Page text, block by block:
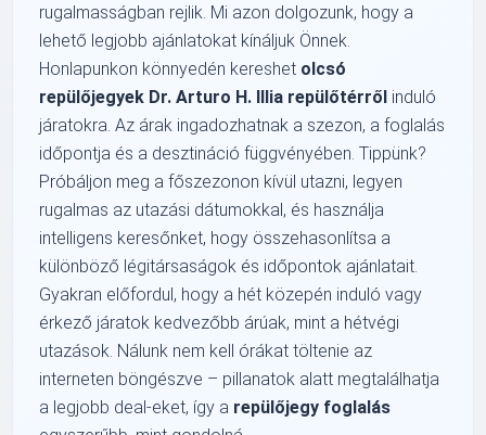
rugalmasságban rejlik. Mi azon dolgozunk, hogy a
lehető legjobb ajánlatokat kínáljuk Önnek.
Honlapunkon könnyedén kereshet olcsó
repülőjegyek Dr. Arturo H. Illia repülőtérről induló
járatokra. Az árak ingadozhatnak a szezon, a foglalás
időpontja és a desztináció függvényében. Tippünk?
Próbáljon meg a főszezonon kívül utazni, legyen
rugalmas az utazási dátumokkal, és használja
intelligens keresőnket, hogy összehasonlítsa a
különböző légitársaságok és időpontok ajánlatait.
Gyakran előfordul, hogy a hét közepén induló vagy
érkező járatok kedvezőbb árúak, mint a hétvégi
utazások. Nálunk nem kell órákat töltenie az
interneten böngészve – pillanatok alatt megtalálhatja
a legjobb deal-eket, így a repülőjegy foglalás